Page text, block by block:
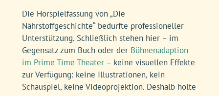
Gegensatz zum Buch oder der
im Prime Time Theater– keine visuellen Effekte
zur Verfügung: keine Illustrationen, kein
Schauspiel, keine Videoprojektion. Deshalb holte
sich das Team Jens-Uwe Bartholomäus von„Die
Hörspielfabrik“ ins Boot. Er kümmerte sich um
das Drehbuch sowie die gesamte Produktion und